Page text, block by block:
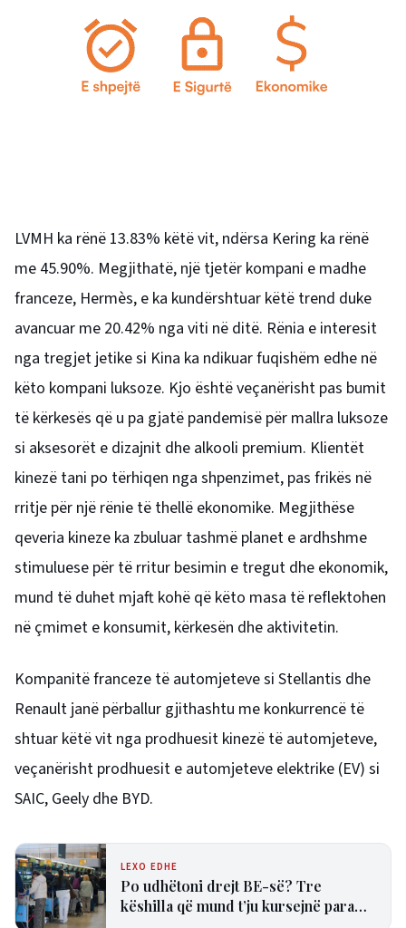
LVMH ka rënë 13.83% këtë vit, ndërsa Kering ka rënë
me 45.90%. Megjithatë, një tjetër kompani e madhe
franceze, Hermès, e ka kundërshtuar këtë trend duke
avancuar me 20.42% nga viti në ditë. Rënia e interesit
nga tregjet jetike si Kina ka ndikuar fuqishëm edhe në
këto kompani luksoze. Kjo është veçanërisht pas bumit
të kërkesës që u pa gjatë pandemisë për mallra luksoze
si aksesorët e dizajnit dhe alkooli premium. Klientët
kinezë tani po tërhiqen nga shpenzimet, pas frikës në
rritje për një rënie të thellë ekonomike. Megjithëse
qeveria kineze ka zbuluar tashmë planet e ardhshme
stimuluese për të rritur besimin e tregut dhe ekonomik,
mund të duhet mjaft kohë që këto masa të reflektohen
në çmimet e konsumit, kërkesën dhe aktivitetin.
Kompanitë franceze të automjeteve si Stellantis dhe
Renault janë përballur gjithashtu me konkurrencë të
shtuar këtë vit nga prodhuesit kinezë të automjeteve,
veçanërisht prodhuesit e automjeteve elektrike (EV) si
SAIC, Geely dhe BYD.
LEXO EDHE
Po udhëtoni drejt BE-së? Tre
këshilla që mund t’ju kursejnë para